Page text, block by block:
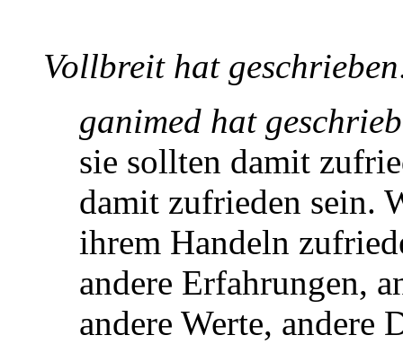
Vollbreit hat
ganimed hat
sie sollten damit
damit zufrieden sein.
ihrem Handeln
andere Erfahrungen,
andere Werte, andere